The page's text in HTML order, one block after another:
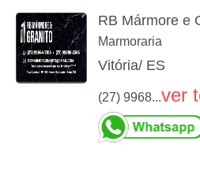
RB Mármore e
Marmoraria
Vitória/ ES
(27) 9968...ver